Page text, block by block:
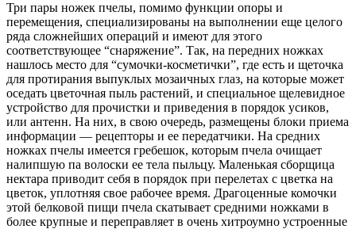
Три пары ножек пчелы, помимо функции опоры и
перемещения, специализированы на выполнении еще целого
ряда сложнейших операций и имеют для этого
соответствующее “снаряжение”. Так, на передних ножках
нашлось место для “сумочки-косметички”, где есть и щеточка
для протирания выпуклых мозаичных глаз, на которые может
оседать цветочная пыль растений, и специальное щелевидное
устройство для прочистки и приведения в порядок усиков,
или антенн. На них, в свою очередь, размещены блоки приема
информации — рецепторы и ее передатчики. На средних
ножках пчелы имеется гребешок, которым пчела очищает
налипшую па волоски ее тела пыльцу. Маленькая сборщица
нектара приводит себя в порядок при перелетах с цветка на
цветок, уплотняя свое рабочее время. Драгоценные комочки
этой белковой пищи пчела скатывает средними ножками в
более крупные и переправляет в очень хитроумно устроенные